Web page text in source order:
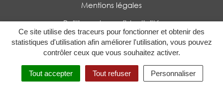
Ce site utilise des traceurs pour fonctionner et obtenir des
statistiques d'utilisation afin améliorer l'utilisation, vous pouvez
contrôler ceux que vous souhaitez activer.
Tout accepter Tout refuser Personnaliser
RECHERCHE
Mentions légales
Politique de confidentialité
Accessibilité : Partiellement conforme